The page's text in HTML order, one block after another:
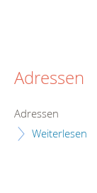
Adressen
Adressen
Weiterlesen